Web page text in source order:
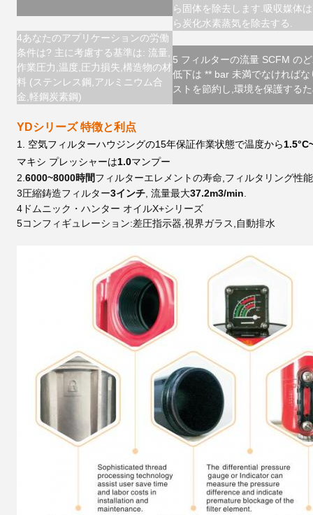
ら固体を除去します.吸収媒体
ら炭化水素蒸気を除去する.
4あなたのアプリケーションの労働
条件は? 主に考慮する基準は: 流量,
作業圧力,温度,圧力損失,構造物の材
料 (ステンレス鋼,アルミニウム合
金,軽鋼炭素鋼)
5 フィルターの流量 SCFM の
低下は ** bar 未満でなければ
ストを節約し,環境を保護する
YDシリーズ 特徴と利点
1. 空気フィルターハウジングの15年保証作業状態で温度から
マキシ プレッシャーは1.0マンプー
2. 6000~8000時間フィルターエレメントの寿命,フィルタリング性
3圧縮鋳造フィルター3インチ , 流量最大37.2m3/min
4ドムニック・ハンター オイルX+シリーズ
5コンフィギュレーション:差圧指示器,視界ガラス,自動排水